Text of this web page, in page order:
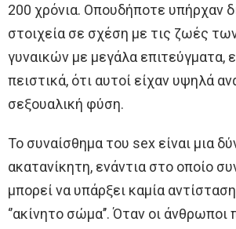
200 χρόνια. Οπουδήποτε υπήρχαν
στοιχεία σε σχέση με τις ζωές
γυναικών με μεγάλα επιτεύγματα,
πειστικά, ότι αυτοί είχαν υψηλά
σεξουαλική φύση.
Το συναίσθημα του sex είναι μια
ακατανίκητη, ενάντια στο οποίο
μπορεί να υπάρξει καμία
‘’ακίνητο σώμα’’. Όταν οι